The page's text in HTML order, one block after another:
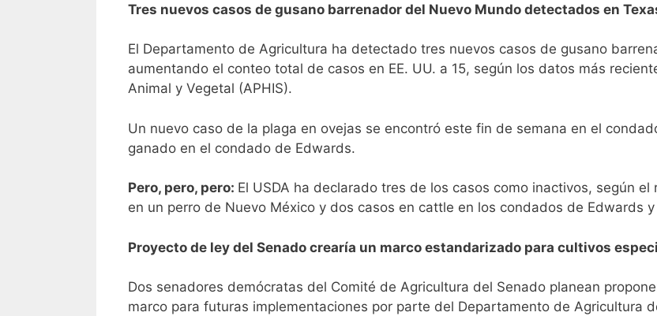
Tres nuevos casos de gusano barrenador del Nuevo Mundo detectados en
El Departamento de Agricultura ha detectado tres nuevos casos de gusano
aumentando el conteo total de casos en EE. UU. a 15, según los datos más
Animal y Vegetal (APHIS).
Un nuevo caso de la plaga en ovejas se encontró este fin de semana en el
ganado en el condado de Edwards.
Pero, pero, pero: El USDA ha declarado tres de los casos como inactivos, según
en un perro de Nuevo México y dos casos en cattle en los condados de Edwards
Proyecto de ley del Senado crearía un marco estandarizado para cultivos
Dos senadores demócratas del Comité de Agricultura del Senado planean
marco para futuras implementaciones por parte del Departamento de Agricultura